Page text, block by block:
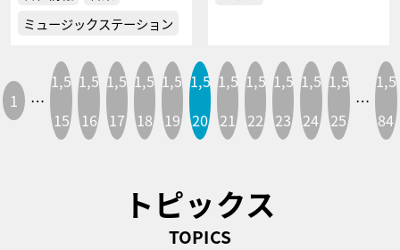
ミュージックステーション
1 …
1,5
15
1,5
16
1,5
17
1,5
18
1,5
19
1,5
20
1,5
21
1,5
22
1,5
23
1,5
24
1,5
25
…
1,5
84
トピックス
TOPICS